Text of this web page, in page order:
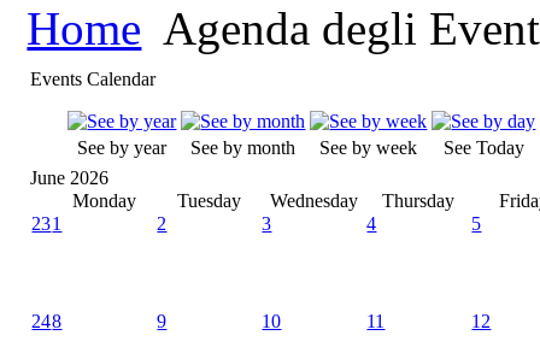
Home Agenda degli
Events Calendar
See by year See by month See by week
See Today
June 2026
Monday
Tuesday Wednesday Thursday
231 2 3 4 5
248 9 10 11 12